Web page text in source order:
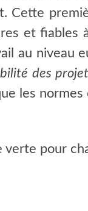
Cette
et fiables à
au niveau
des
les
verte pour